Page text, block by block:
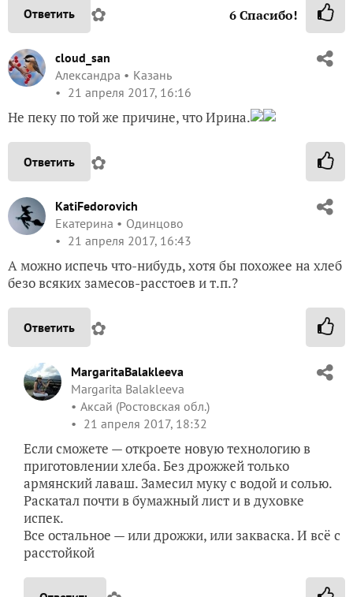
Ответить ✿ 6Спасибо!
cloud_san
Александра
Казань
21 апреля 2017, 16:16
Не пеку по той же причине, что Ирина.
Ответить ✿
KatiFedorovich
Екатерина
Одинцово
21 апреля 2017, 16:43
А можно испечь что-нибудь, хотя бы похожее на хлеб
безо всяких замесов-расстоев и т.п.?
Ответить ✿
MargaritaBalakleeva
Margarita Balakleeva
Аксай (Ростовская обл.)
21 апреля 2017, 18:32
Если сможете — откроете новую технологию в
приготовлении хлеба. Без дрожжей только
армянский лаваш. Замесил муку с водой и солью.
Раскатал почти в бумажный лист и в духовке
испек.
Все остальное — или дрожжи, или закваска. И всё с
расстойкой